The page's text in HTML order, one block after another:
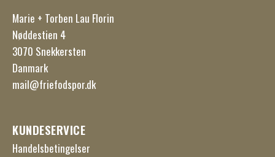
Marie + Torben Lau Florin
Nøddestien 4
3070 Snekkersten
Danmark
mail@friefodspor.dk
KUNDESERVICE
Handelsbetingelser